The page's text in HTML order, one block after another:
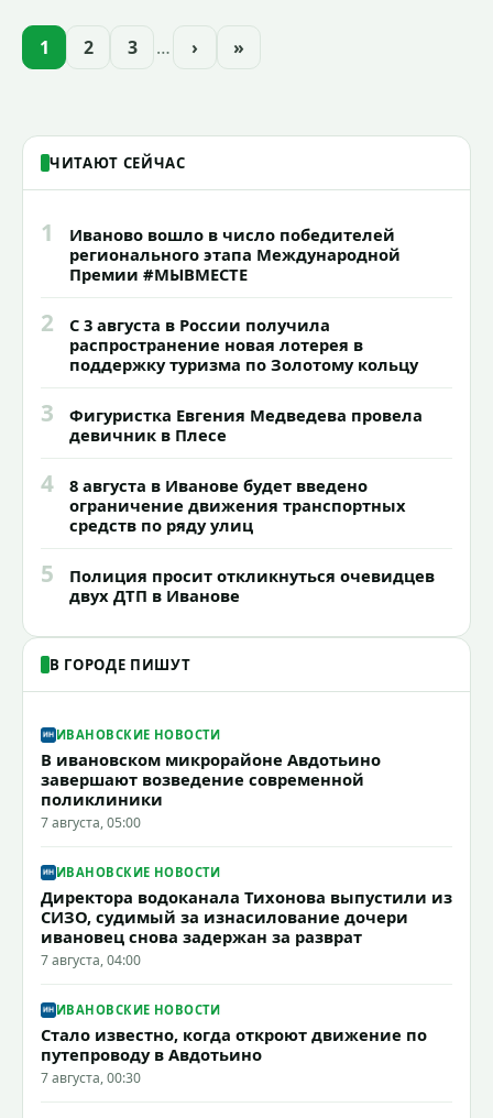
областей (самцу - 6 месяцев, самочке —
1 2 3 … › »
ЧИТАЮТ СЕЙЧАС
1
Иваново вошло в число победителей
регионального этапа Международной
Премии #МЫВМЕСТЕ
2
С 3 августа в России получила
распространение новая лотерея в
поддержку туризма по Золотому кольцу
3
Фигуристка Евгения Медведева провела
девичник в Плесе
4
8 августа в Иванове будет введено
ограничение движения транспортных
средств по ряду улиц
5
Полиция просит откликнуться очевидцев
двух ДТП в Иванове
В ГОРОДЕ ПИШУТ
ИВАНОВСКИЕ НОВОСТИ
В ивановском микрорайоне Авдотьино
завершают возведение современной
поликлиники
7 августа, 05:00
ИВАНОВСКИЕ НОВОСТИ
Директора водоканала Тихонова выпустили из
СИЗО, судимый за изнасилование дочери
ивановец снова задержан за разврат
7 августа, 04:00
ИВАНОВСКИЕ НОВОСТИ
Стало известно, когда откроют движение по
путепроводу в Авдотьино
7 августа, 00:30